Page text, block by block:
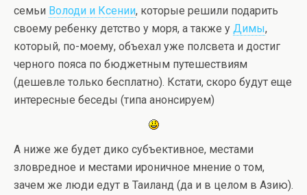
семьи Володи и Ксении, которые решили подарить
своему ребенку детство у моря, а также у Димы,
который, по-моему, объехал уже полсвета и достиг
черного пояса по бюджетным путешествиям
(дешевле только бесплатно). Кстати, скоро будут еще
интересные беседы (типа анонсируем)
А ниже же будет дико субъективное, местами
зловредное и местами ироничное мнение о том,
зачем же люди едут в Таиланд (да и в целом в Азию).